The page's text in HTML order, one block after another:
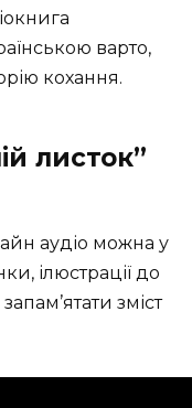
варто,
кохання.
листок”
аудіо можна у
ілюстрації до
зміст